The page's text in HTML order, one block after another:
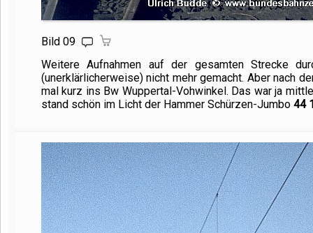
Bild 09
Weitere Aufnahmen auf der gesamten Strecke
(unerklärlicherweise) nicht mehr gemacht. Aber nach
mal kurz ins Bw Wuppertal-Vohwinkel. Das war ja
stand schön im Licht der Hammer Schürzen-Jumbo 44